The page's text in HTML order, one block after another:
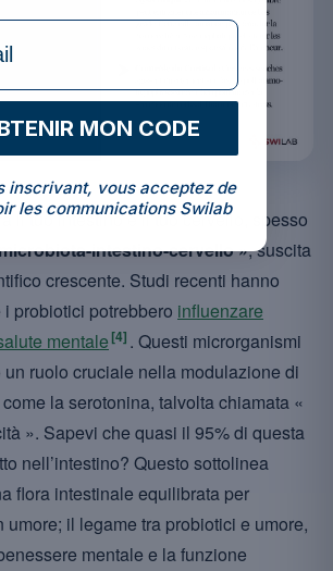
il tuo intestino e il tuo cervello, spesso
intestino-cervello », suscita
crescente. Studi recenti hanno
probiotici potrebbero influenzare
mentale [4] . Questi microrganismi
ruolo cruciale nella modulazione di
la serotonina, talvolta chiamata «
». Sapevi che quasi il 95% di questa
nell’intestino? Questo sottolinea
flora intestinale equilibrata per
umore; il legame tra probiotici e umore,
mentale e la funzione
Email
MON CODE
inscrivant, vous acceptez de
les communications Swilab